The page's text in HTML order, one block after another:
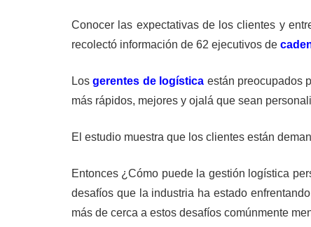
Conocer las expectativas de los clientes y
recolectó información de 62 ejecutivos de
Losgerentes de logística están preocupados
más rápidos, mejores y ojalá que sean
El estudio muestra que los clientes están
Entonces ¿Cómo puede la gestión logística
desafíos que la industria ha estado
más de cerca a estos desafíos comúnmente